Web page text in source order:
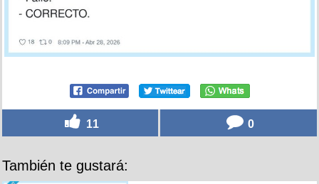
11 0
También te gustará: